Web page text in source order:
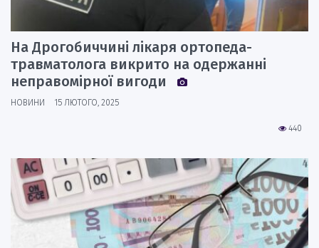
На Дрогобиччині лікаря ортопеда-
травматолога викрито на одержанні
неправомірної вигоди
НОВИНИ 15 ЛЮТОГО, 2025
440